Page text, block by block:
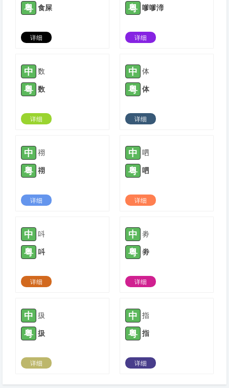
粤 食屎
详细
粤 嗲嗲渧
详细
中 数
粤 数
详细
中 体
粤 体
详细
中 祤
粤 祤
详细
中 呬
粤 呬
详细
中 呌
粤 呌
详细
中 劵
粤 劵
详细
中 扱
粤 扱
详细
中 指
粤 指
详细